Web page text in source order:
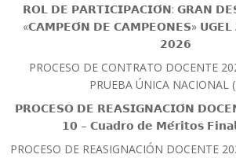
𝗥𝗢𝗟 𝗗𝗘 𝗣𝗔𝗥𝗧𝗜𝗖𝗜𝗣𝗔𝗖𝗜𝗢́𝗡: 𝗚𝗥𝗔𝗡
«𝗖𝗔𝗠𝗣𝗘𝗢́𝗡 𝗗𝗘 𝗖𝗔𝗠𝗣𝗘𝗢𝗡𝗘𝗦» 𝗨𝗚𝗘𝗟
𝟮𝟬𝟮𝟲
PROCESO DE CONTRATO DOCENTE
PRUEBA ÚNICA NACIONAL
𝗣𝗥𝗢𝗖𝗘𝗦𝗢 𝗗𝗘 𝗥𝗘𝗔𝗦𝗜𝗚𝗡𝗔𝗖𝗜𝗢́𝗡
𝟭𝟬 – 𝗖𝘂𝗮𝗱𝗿𝗼 𝗱𝗲 𝗠𝗲́𝗿𝗶𝘁𝗼𝘀
PROCESO DE REASIGNACIÓN DOCENTE